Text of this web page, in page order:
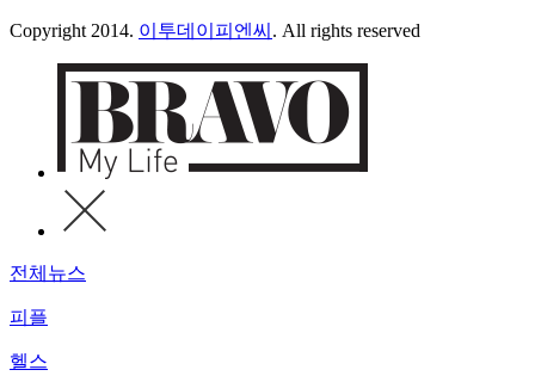
Copyright 2014. 이투데이피엔씨 . All rights reserved
전체뉴스
피플
헬스